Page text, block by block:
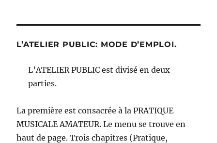
L’ATELIER PUBLIC: MODE D’EMPLOI.
L’ATELIER PUBLIC est divisé en deux
parties.
La première est consacrée à la PRATIQUE
MUSICALE AMATEUR. Le menu se trouve en
haut de page. Trois chapitres (Pratique,